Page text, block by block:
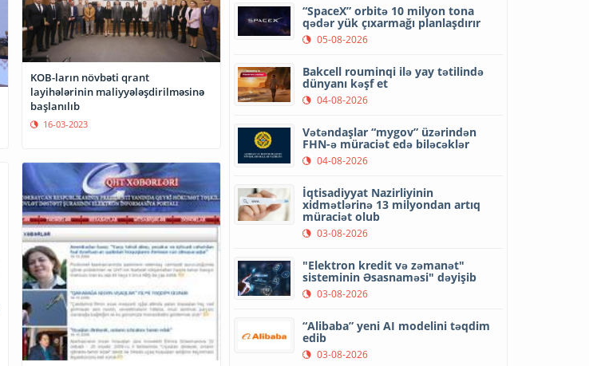
KOB-ların növbəti qrant
layihələrinin maliyyələşdirilməsinə
başlanılıb
16-03-2023
“SpaceX” orbitə 10 milyon tona
qədər yük çıxarmağı planlaşdırır
05-08-2026
Bakcell rouminqi ilə yay tətilində
dünyanı kəşf et
04-08-2026
Vətəndaşlar “mygov” üzərindən
FHN-ə müraciət edə biləcəklər
04-08-2026
İqtisadiyyat Nazirliyinin
xidmətlərinə 13 milyondan artıq
müraciət olub
03-08-2026
"Elektron kredit və zəmanət"
sisteminin Əsasnaməsi" dəyişib
03-08-2026
“Alibaba” yeni AI modelini təqdim
edib
03-08-2026